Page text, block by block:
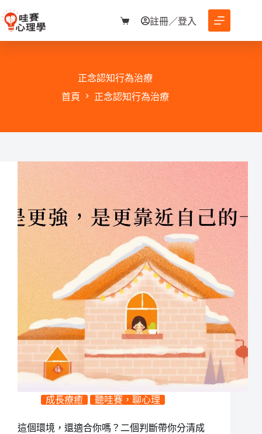
至
購
物
註冊／登入
正念認知行為治療
首頁
正念認知行為治療
成長療癒 聽哇賽，聊心理
這個環境，還適合你嗎？二個判斷帶你分清成